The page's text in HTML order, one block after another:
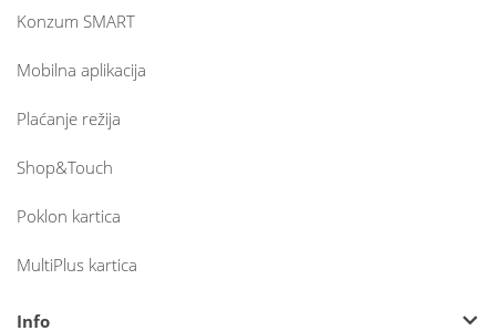
Konzum SMART
Mobilna aplikacija
Plaćanje režija
Shop&Touch
Poklon kartica
MultiPlus kartica
Info